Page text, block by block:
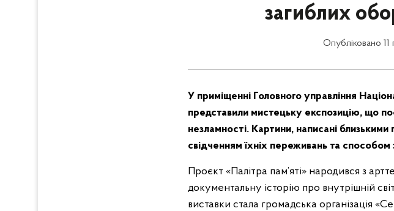
загиблих
Опубліковано
У приміщенні Головного управління
представили мистецьку експозицію, що
незламності. Картини, написані
свідченням їхніх переживань та
Проєкт «Палітра пам’яті» народився з
документальну історію про внутрішній
виставки стала громадська організація